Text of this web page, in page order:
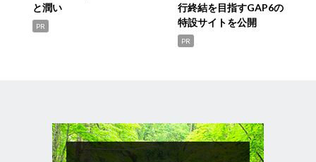
と潤い
PR
行終結を目指すGAP6の
特設サイトを公開
PR